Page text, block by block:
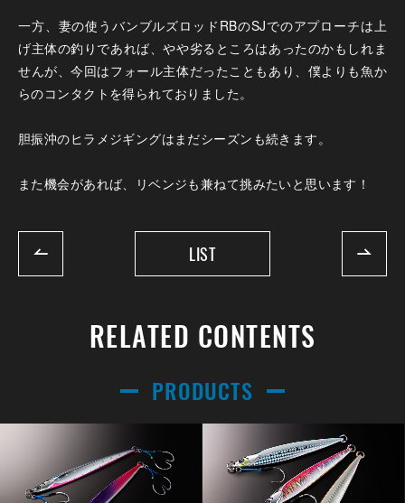
一方、妻の使うバンブルズロッドRBのSJでのアプローチは上
げ主体の釣りであれば、やや劣るところはあったのかもしれま
せんが、今回はフォール主体だったこともあり、僕よりも魚か
らのコンタクトを得られておりました。
胆振沖のヒラメジギングはまだシーズンも続きます。
また機会があれば、リベンジも兼ねて挑みたいと思います！
LIST
RELATED CONTENTS
PRODUCTS